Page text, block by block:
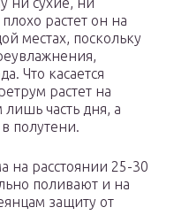
растет он на
местах, поскольку
Что касается
растет на
часть дня, а
полутени.
на расстоянии 25-30
поливают и на
защиту от